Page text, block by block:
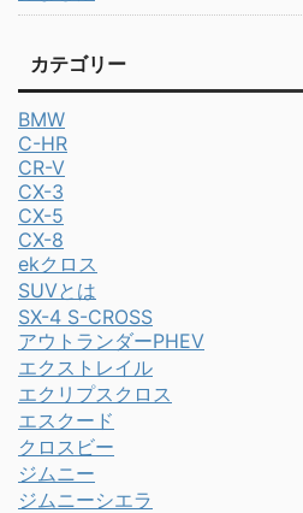
カテゴリー
BMW
C-HR
CR-V
CX-3
CX-5
CX-8
ekクロス
SUVとは
SX-4 S-CROSS
アウトランダーPHEV
エクストレイル
エクリプスクロス
エスクード
クロスビー
ジムニー
ジムニーシエラ